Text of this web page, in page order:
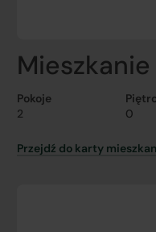
Mieszkanie
Pokoje
2
0
Przejdź do karty